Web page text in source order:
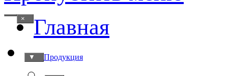
× Главная
Продукция
▼